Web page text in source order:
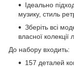
Ідеально
музику, стиль
Зберіть всі
власної колекції
До набору входить:
157 деталей